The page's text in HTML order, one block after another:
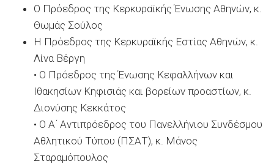
Ο Πρόεδρος της Κερκυραϊκής Ένωσης Αθηνών, κ.
Θωμάς Σούλος
Η Πρόεδρος της Κερκυραϊκής Εστίας Αθηνών, κ.
Λίνα Βέργη
• Ο Πρόεδρος της Ένωσης Κεφαλλήνων και
Ιθακησίων Κηφισιάς και βορείων προαστίων, κ.
Διονύσης Κεκκάτος
• Ο Α΄ Αντιπρόεδρος του Πανελλήνιου Συνδέσμου
Αθλητικού Τύπου (ΠΣΑΤ), κ. Μάνος
Σταραμόπουλος